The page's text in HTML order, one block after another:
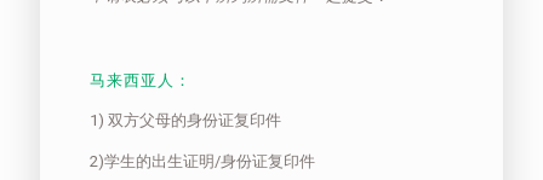
马来西亚人：
1) 双方父母的身份证复印件
2)学生的出生证明/身份证复印件